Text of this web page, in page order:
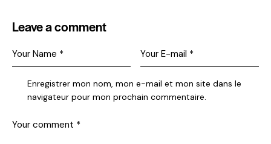
Leave a comment
Enregistrer mon nom, mon e-mail et mon site dans le
navigateur pour mon prochain commentaire.